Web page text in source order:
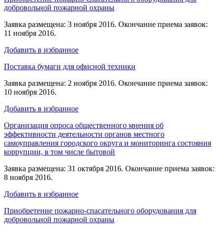
добровольной пожарной охраны
Заявка размещена: 3 ноября 2016. Окончание приема заявок:
11 ноября 2016.
Добавить в избранное
Поставка бумаги для офисной техники
Заявка размещена: 2 ноября 2016. Окончание приема заявок:
10 ноября 2016.
Добавить в избранное
Организация опроса общественного мнения об
эффективности деятельности органов местного
самоуправления городского округа и мониторинга состояния
коррупции, в том числе бытовой
Заявка размещена: 31 октября 2016. Окончание приема заявок:
8 ноября 2016.
Добавить в избранное
Приобретение пожарно-спасательного оборудования для
добровольной пожарной охраны